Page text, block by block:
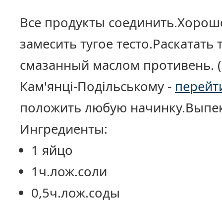
Все продукты
замесить тугое
смазанный маслом противень.
Кам'янці-Подільському -
положить любую
Ингредиенты:
1 яйцо
1ч.лож.соли
0,5ч.лож.соды